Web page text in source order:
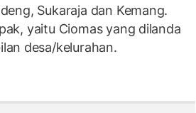
Sukaraja dan Kemang.
yaitu Ciomas yang dilanda
desa/kelurahan.